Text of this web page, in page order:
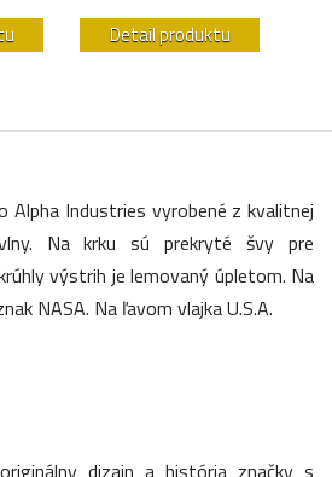
Detail produktu
Alpha Industries vyrobené z kvalitnej
Na krku sú prekryté švy pre
výstrih je lemovaný úpletom. Na
NASA. Na ľavom vlajka U.S.A.